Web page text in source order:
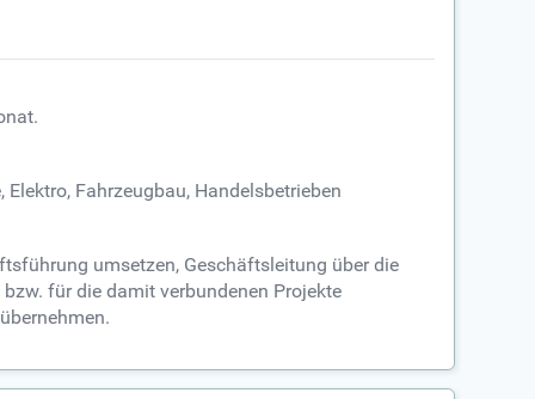
Fahrzeugbau, Handelsbetrieben
umsetzen, Geschäftsleitung über die
für die damit verbundenen Projekte